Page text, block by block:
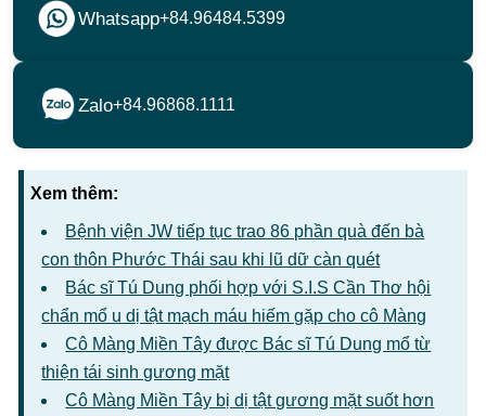
Whatsapp+84.96484.5399
Zalo+84.96868.1111
Xem thêm:
Bệnh viện JW tiếp tục trao 86 phần quà đến bà
con thôn Phước Thái sau khi lũ dữ càn quét
Bác sĩ Tú Dung phối hợp với S.I.S Cần Thơ hội
chẩn mổ u dị tật mạch máu hiếm gặp cho cô Màng
Cô Màng Miền Tây được Bác sĩ Tú Dung mổ từ
thiện tái sinh gương mặt
Cô Màng Miền Tây bị dị tật gương mặt suốt hơn